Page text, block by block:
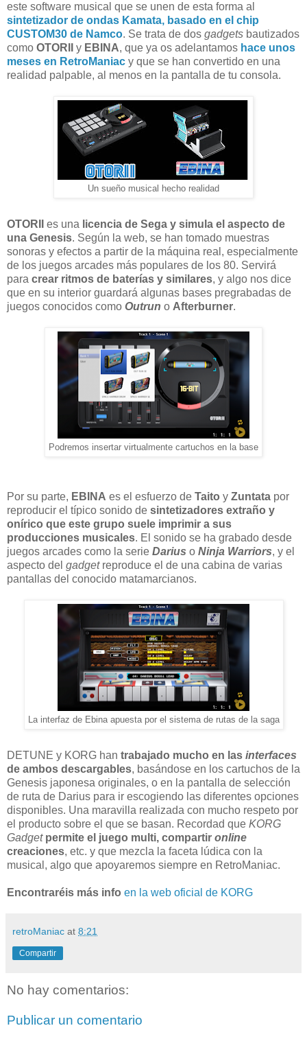
este software musical que se unen de esta forma al
sintetizador de ondas Kamata, basado en el chip
CUSTOM30 de Namco. Se trata de dos gadgets bautizados
como OTORII y EBINA, que ya os adelantamos hace unos
meses en RetroManiac y que se han convertido en una
realidad palpable, al menos en la pantalla de tu consola.
Un sueño musical hecho realidad
OTORII es una licencia de Sega y simula el aspecto de
una Genesis. Según la web, se han tomado muestras
sonoras y efectos a partir de la máquina real, especialmente
de los juegos arcades más populares de los 80. Servirá
para crear ritmos de baterías y similares, y algo nos dice
que en su interior guardará algunas bases pregrabadas de
juegos conocidos como Outrun o Afterburner.
Podremos insertar virtualmente cartuchos en la base
Por su parte, EBINA es el esfuerzo de Taito y Zuntata por
reproducir el típico sonido de sintetizadores extraño y
onírico que este grupo suele imprimir a sus
producciones musicales. El sonido se ha grabado desde
juegos arcades como la serie Darius o Ninja Warriors, y el
aspecto del gadgetreproduce el de una cabina de varias
pantallas del conocido matamarcianos.
La interfaz de Ebina apuesta por el sistema de rutas de la saga
DETUNE y KORG han trabajado mucho en las interfaces
de ambos descargables, basándose en los cartuchos de la
Genesis japonesa originales, o en la pantalla de selección
de ruta de Darius para ir escogiendo las diferentes opciones
disponibles. Una maravilla realizada con mucho respeto por
el producto sobre el que se basan. Recordad que KORG
Gadget permite el juego multi, compartir online
creaciones, etc. y que mezcla la faceta lúdica con la
musical, algo que apoyaremos siempre en RetroManiac.
Encontraréis más info en la web oficial de KORG
retroManiac at 8:21
Compartir
No hay comentarios:
Publicar un comentario